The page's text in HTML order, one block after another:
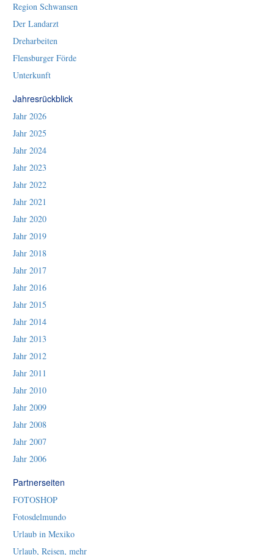
Region Schwansen
Der Landarzt
Dreharbeiten
Flensburger Förde
Unterkunft
Jahresrückblick
Jahr 2026
Jahr 2025
Jahr 2024
Jahr 2023
Jahr 2022
Jahr 2021
Jahr 2020
Jahr 2019
Jahr 2018
Jahr 2017
Jahr 2016
Jahr 2015
Jahr 2014
Jahr 2013
Jahr 2012
Jahr 2011
Jahr 2010
Jahr 2009
Jahr 2008
Jahr 2007
Jahr 2006
Partnerseiten
FOTOSHOP
Fotosdelmundo
Urlaub in Mexiko
Urlaub, Reisen, mehr